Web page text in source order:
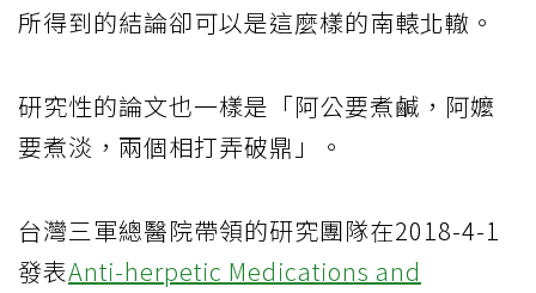
所得到的結論卻可以是這麼樣的南轅北轍。
研究性的論文也一樣是「阿公要煮鹹，阿嬤
要煮淡，兩個相打弄破鼎」。
台灣三軍總醫院帶領的研究團隊在2018-4-1
發表Anti-herpetic Medications and